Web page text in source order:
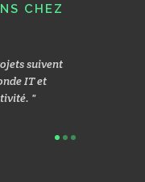
CHEZ
suivent
IT et